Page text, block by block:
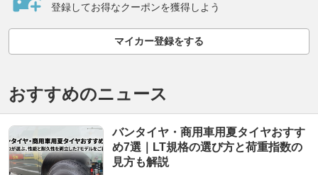
登録してお得なクーポンを獲得しよう
マイカー登録をする
おすすめのニュース
バンタイヤ・商用車用夏タイヤおすす
め7選｜LT規格の選び方と荷重指数の
見方も解説